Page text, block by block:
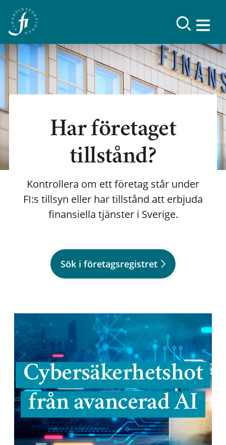
Har företaget
tillstånd?
Kontrollera om ett företag står under
FI:s tillsyn eller har tillstånd att erbjuda
finansiella tjänster i Sverige.
Sök i företagsregistret
Cybersäkerhetshot
från avancerad AI